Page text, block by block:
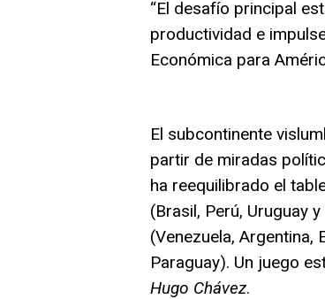
“El desafío principal
productividad e
Económica para
El subcontinente
partir de miradas
ha reequilibrado el
(Brasil, Perú, Uruguay
(Venezuela,
Paraguay). Un juego
Hugo Chávez.